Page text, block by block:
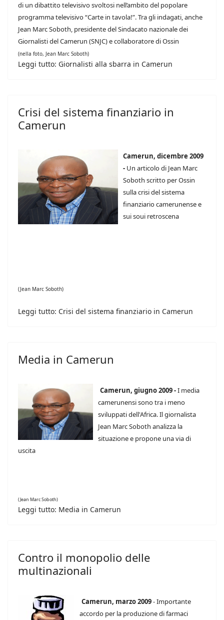
di un dibattito televisivo svoltosi nell’ambito del popolare
programma televisivo “Carte in tavola!”. Tra gli indagati, anche
Jean Marc Soboth, presidente del Sindacato nazionale dei
Giornalisti del Camerun (SNJC) e collaboratore di Ossin
(nella foto, Jean Marc Soboth)
Leggi tutto: Giornalisti alla sbarra in Camerun
Crisi del sistema finanziario in
Camerun
Camerun, dicembre 2009
- Un articolo di Jean Marc
Soboth scritto per Ossin
sulla crisi del sistema
finanziario camerunense e
sui soui retroscena
(Jean Marc Soboth)
Leggi tutto: Crisi del sistema finanziario in Camerun
Media in Camerun
Camerun, giugno 2009 -I media
camerunensi sono tra i meno
sviluppati dell'Africa. Il giornalista
Jean Marc Soboth analizza la
situazione e propone una via di
uscita
(Jean Marc Soboth)
Leggi tutto: Media in Camerun
Contro il monopolio delle
multinazionali
Camerun, marzo 2009- Importante
accordo per la produzione di farmaci